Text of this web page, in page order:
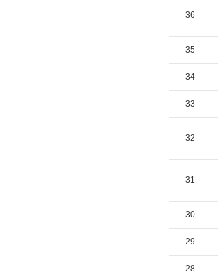
36
35
34
33
32
31
30
29
28